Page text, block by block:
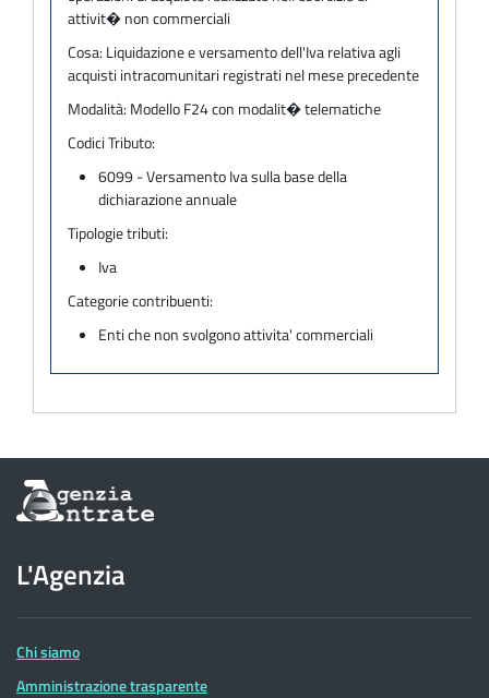
attivit� non commerciali
Cosa: Liquidazione e versamento dell'Iva relativa agli
acquisti intracomunitari registrati nel mese precedente
Modalità: Modello F24 con modalit� telematiche
Codici Tributo:
6099 - Versamento Iva sulla base della
dichiarazione annuale
Tipologie tributi:
Iva
Categorie contribuenti:
Enti che non svolgono attivita' commerciali
Informazioni
sul
dell'Agenzia
delle
Entrate
L'Agenzia
Chi siamo
Amministrazione trasparente